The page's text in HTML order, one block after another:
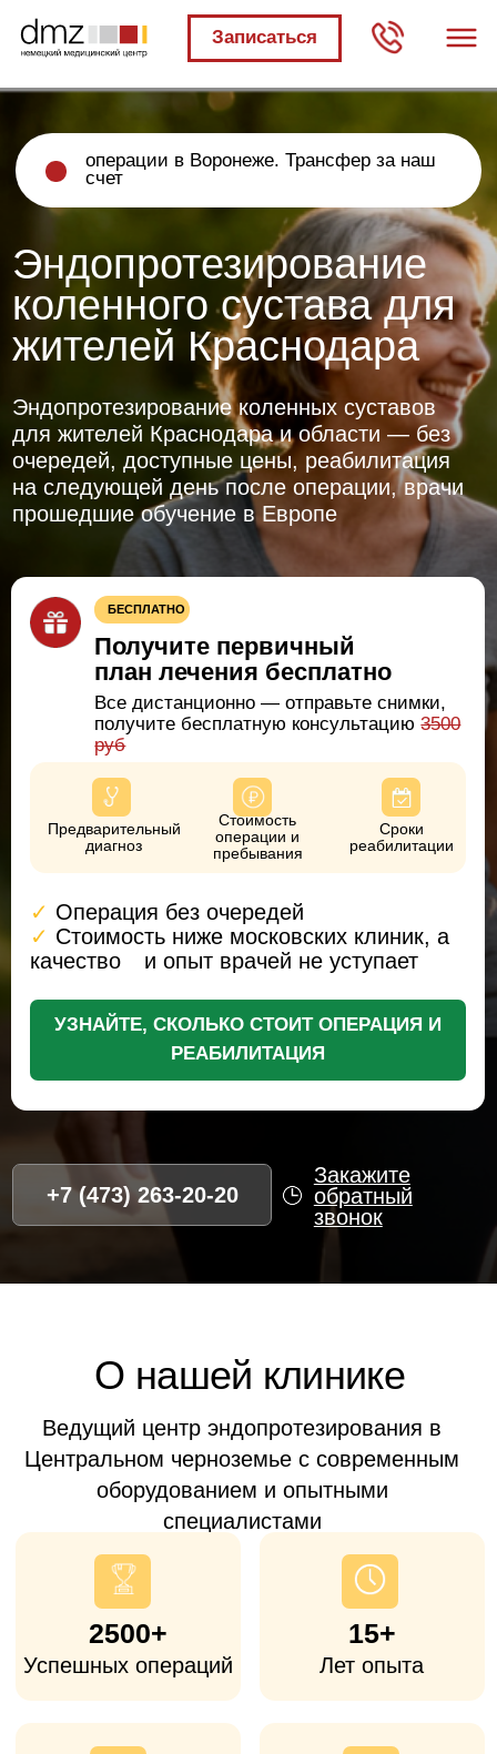
Записаться
Эндопротезирование
коленного сустава для
жителей Краснодара
операции в Воронеже. Трансфер за наш
БЕСПЛАТНО
Получите первичный
план лечения бесплатно
Все дистанционно — отправьте снимки,
получите бесплатную консультацию3500
диагноз
операции и
пребывания
Операция без очередей
Стоимость ниже московских клиник, а
УЗНАЙТЕ, СКОЛЬКО СТОИТ ОПЕРАЦИЯ И
РЕАБИЛИТАЦИЯ
Эндопротезирование коленных суставов
для жителей Краснодара и области — без
очередей, доступные цены, реабилитация
на следующей день после операции, врачи
прошедшие обучение в Европе
+7 (473) 263-20-20
Закажите
обратный
звонок
О нашей клинике
Ведущий центр эндопротезирования в
Центральном черноземье с современным
оборудованием и опытными
Лет опыта
15+
Успешных операций
2500+
Преимущества НМЦ
для жителей
Краснодара
Краснодара, которыеустали ждать квоту
ищут альтернативу дорогим
столичным клиникам
показана при артрозе, последствиях
травм и других заболеваний, когда
консервативное лечение уже не помогает
и сустав ограничивает движения и
Доступная
стоимость